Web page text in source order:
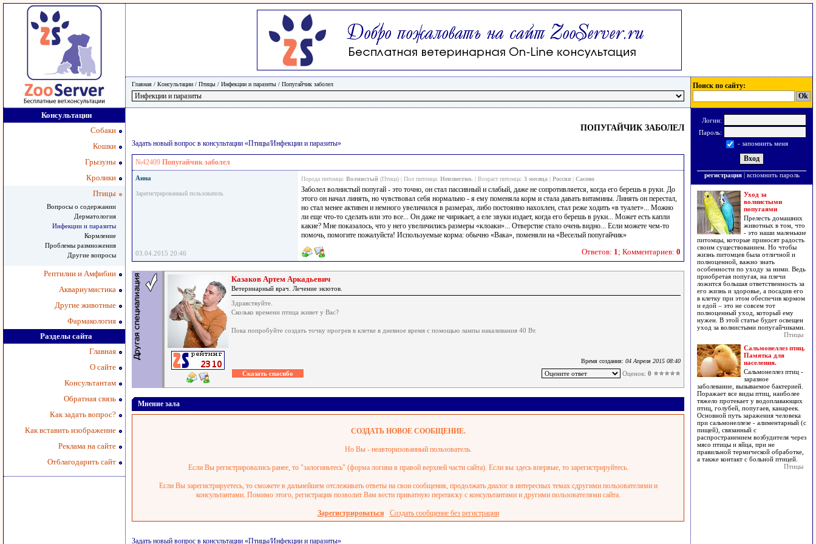
Главная / Консультации / Птицы / Инфекции и паразиты / Попугайчик заболел Поиск по сайту:
Консультации
Собаки
Кошки
Грызуны
Кролики
Птицы
Вопросы о содержании
Дерматология
Инфекции и паразиты
Кормление
Проблемы размножения
Другие вопросы
Рептилии и Амфибии
Аквариумистика
Другие животные
Фармакология
Разделы сайта
Главная
О сайте
Консультантам
Обратная связь
Как задать вопрос?
Как вставить изображение
Реклама на сайте
Отблагодарить сайт
ПОПУГАЙЧИК ЗАБОЛЕЛ
Задать новый вопрос в консультации «Птицы/Инфекции и паразиты»
№42409 Попугайчик заболел
Анна
Зарегистрированный пользователь
Порода питомца: Волнистый (Птица) | Пол питомца: Неизвестно. | Возраст питомца: 3 месяца | Россия | Сасово
Заболел волнистый попугай - это точно, он стал пассивный и слабый, даже не сопротивляется, когда его берешь в руки. До
этого он начал линять, но чувствовал себя нормально - я ему поменяла корм и стала давать витамины. Линять он перестал,
но стал менее активен и немного увеличился в размерах, либо постоянно нахохлен, стал реже ходить «в туалет»... Можно
ли еще что-то сделать или это все... Он даже не чирикает, а еле звуки издает, когда его берешь в руки... Может есть капли
какие? Мне показалось, что у него увеличились размеры «клоаки»... Отверстие стало очень видно... Если можете чем-то
помочь, помогите пожалуйста! Используемые корма: обычно «Вака», поменяли на «Веселый попугайчик»
03.04.2015 20:46 Ответов: 1; Комментариев: 0
Казаков Артем Аркадьевич
Ветеринарный врач. Лечение экзотов.
Здравствуйте.
Сколько времени птица живет у Вас?
Пока попробуйте создать точку прогрев в клетке в дневное время с помощью лампы накаливания 40 Вт.
Время создания: 04 Апреля 2015 08:40
Оценок: 0
Мнение зала
СОЗДАТЬ НОВОЕ СООБЩЕНИЕ.
Но Вы - неавторизованный пользователь.
Если Вы регистрировались ранее, то "залогиньтесь" (форма логина в правой верхней части сайта). Если вы здесь впервые, то зарегистрируйтесь.
Если Вы зарегистрируетесь, то сможете в дальнейшем отслеживать ответы на свои сообщения, продолжать диалог в интересных темах сдругими пользователями и
консультантами. Помимо этого, регистрация позволит Вам вести приватную переписку с консультантами и другими пользователями сайта.
Зарегистрироваться Создать сообщение без регистрации
Задать новый вопрос в консультации «Птицы/Инфекции и паразиты»
Логин:
Пароль:
- запомнить меня
регистрация| вспомнить пароль
Уход за
волнистыми
попугаями
Прелесть домашних
животных в том, что
- это наши маленькие
питомцы, которые приносят радость
своим существованием. Но чтобы
жизнь питомцев была отличной и
полноценной, важно знать
особенности по уходу за ними. Ведь
приобретая попугая, на плечи
ложится большая ответственность за
его жизнь и здоровье, а посадив его
в клетку при этом обеспечив кормом
и едой – это не совсем тот
полноценный уход, который ему
нужен. В этой статье будет освещен
уход за волнистыми попугайчиками.
Птицы
Сальмонеллез птиц.
Памятка для
населения.
Сальмонеллез птиц -
заразное
заболевание, вызываемое бактерией.
Поражает все виды птиц, наиболее
тяжело протекает у водоплавающих
птиц, голубей, попугаев, канареек.
Основной путь заражения человека
при сальмонеллезе - алиментарный (с
пищей), связанный с
распространением возбудителя через
мясо птицы и яйца, при не
правильной термической обработке,
а также контакт с больной птицей.
Птицы